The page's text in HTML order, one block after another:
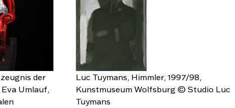
der
Umlauf,
Luc Tuymans, Himmler, 1997/98,
Kunstmuseum Wolfsburg © Studio Luc
Tuymans